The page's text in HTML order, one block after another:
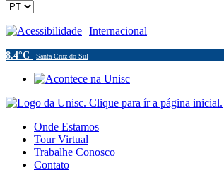
Acessibilidade Internacional
8.4°C Santa Cruz do Sul
Onde Estamos
Tour Virtual
Trabalhe Conosco
Contato